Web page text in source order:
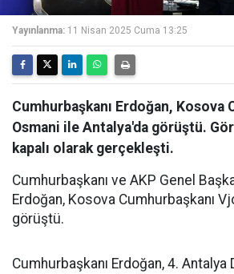
Yayınlanma: 11 Nisan 2025 Cuma 13:25
Cumhurbaşkanı Erdoğan, Kosova
Osmani ile Antalya'da görüştü.
kapalı olarak gerçekleşti.
Cumhurbaşkanı ve AKP Genel
Erdoğan, Kosova Cumhurbaşkanı
görüştü.
Cumhurbaşkanı Erdoğan, 4.